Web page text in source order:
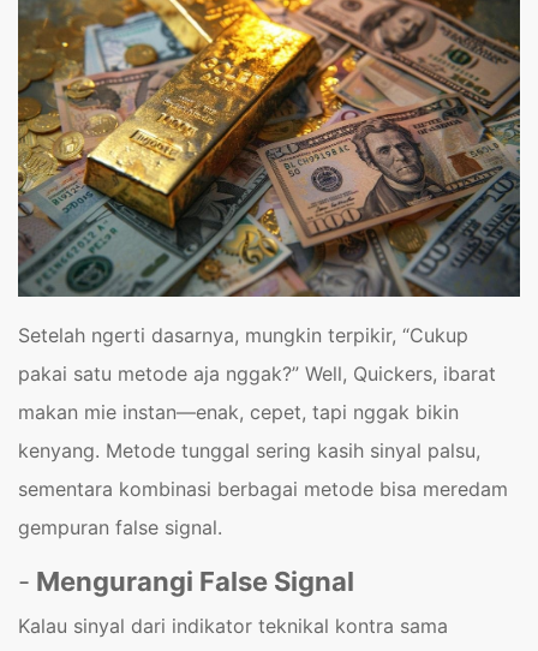
Setelah ngerti dasarnya, mungkin terpikir, “Cukup
pakai satu metode aja nggak?” Well, Quickers, ibarat
makan mie instan—enak, cepet, tapi nggak bikin
kenyang. Metode tunggal sering kasih sinyal palsu,
sementara kombinasi berbagai metode bisa meredam
gempuran false signal.
- Mengurangi False Signal
Kalau sinyal dari indikator teknikal kontra sama